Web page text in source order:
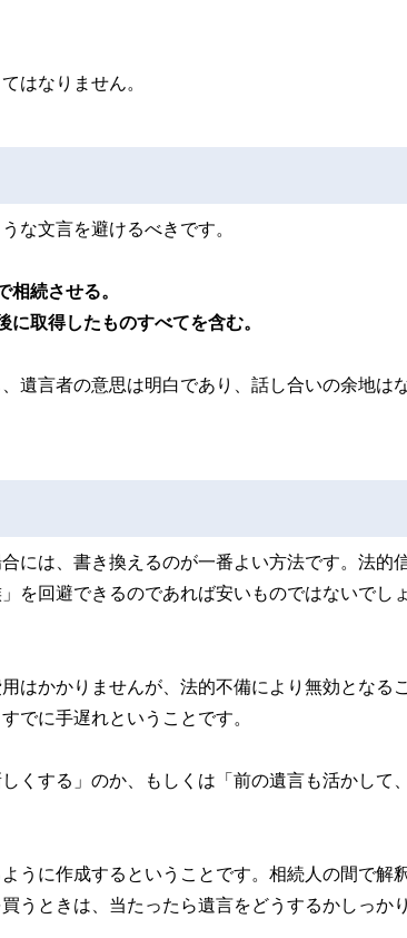
はなりません。
な文言を避けるべきです。
続させる。
取得したものすべてを含む。
遺言者の意思は明白であり、話し合いの余地は
には、書き換えるのが一番よい方法です。法的
を回避できるのであれば安いものではないでし
はかかりませんが、法的不備により無効となる
でに手遅れということです。
くする」のか、もしくは「前の遺言も活かして
うに作成するということです。相続人の間で解
うときは、当たったら遺言をどうするかしっか